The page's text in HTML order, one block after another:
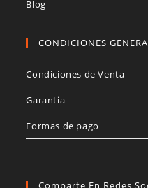
Blog
CONDICIONES
Condiciones de Venta
Garantia
Formas de pago
Comparte En Redes